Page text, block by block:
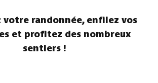
votre randonnée, enfilez vos
et profitez des nombreux
sentiers !